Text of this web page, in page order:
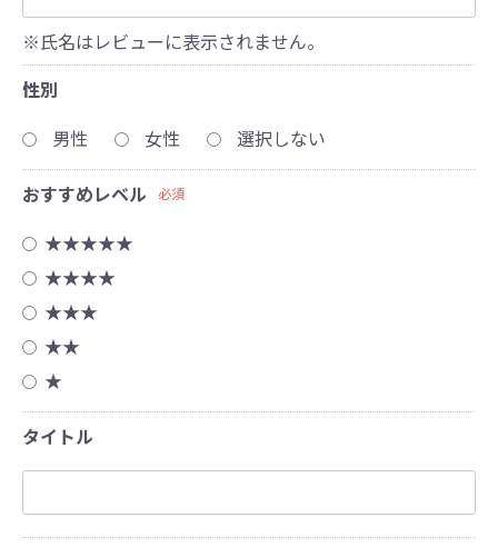
※氏名はレビューに表示されません。
性別
男性
女性 選択しない
おすすめレベル 必須
★★★★★
★★★★
★★★
★★
★
タイトル